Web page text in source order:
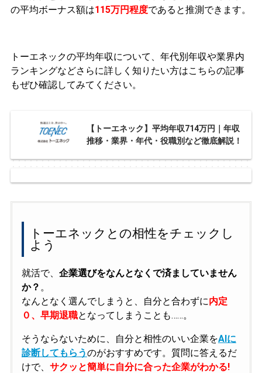
の平均ボーナス額は115万円程度であると推測できます。
トーエネックの平均年収について、年代別年収や業界内
ランキングなどさらに詳しく知りたい方はこちらの記事
もぜひ確認してみてください。
【トーエネック】平均年収714万円｜年収
推移・業界・年代・役職別など徹底解説！
トーエネックとの相性をチェックし
よう
就活で、 企業選びをなんとなくで済ましていません
か？ 。
なんとなく選んでしまうと、自分と合わずに内定
０、早期退職となってしまうことも……。
そうならないために、自分と相性のいい企業をAIに
診断してもらうのがおすすめです。質問に答えるだ
けで、 サクッと簡単に自分に合った企業がわかる!